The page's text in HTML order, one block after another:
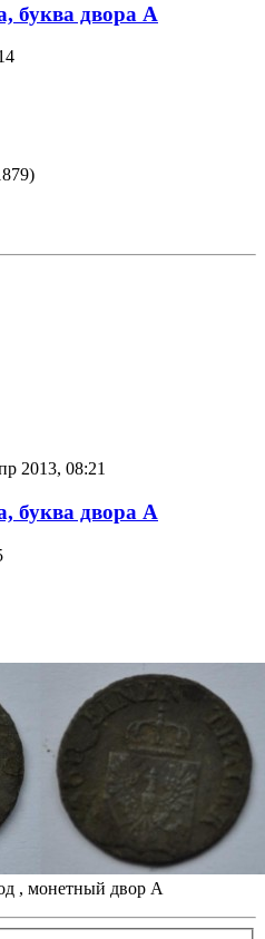
буква двора A
2013, 08:21
буква двора A
, монетный двор А